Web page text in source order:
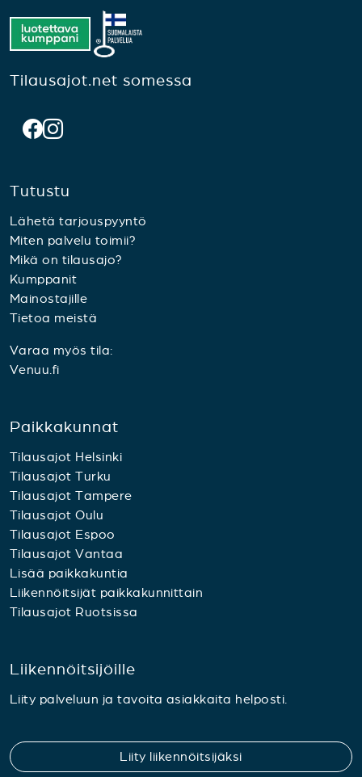
Tilausajot.net somessa
Tutustu
Lähetä tarjouspyyntö
Miten palvelu toimii?
Mikä on tilausajo?
Kumppanit
Mainostajille
Tietoa meistä
Varaa myös tila:
Venuu.fi
Paikkakunnat
Tilausajot Helsinki
Tilausajot Turku
Tilausajot Tampere
Tilausajot Oulu
Tilausajot Espoo
Tilausajot Vantaa
Lisää paikkakuntia
Liikennöitsijät paikkakunnittain
Tilausajot Ruotsissa
Liikennöitsijöille
Liity palveluun ja tavoita asiakkaita helposti.
Liity liikennöitsijäksi